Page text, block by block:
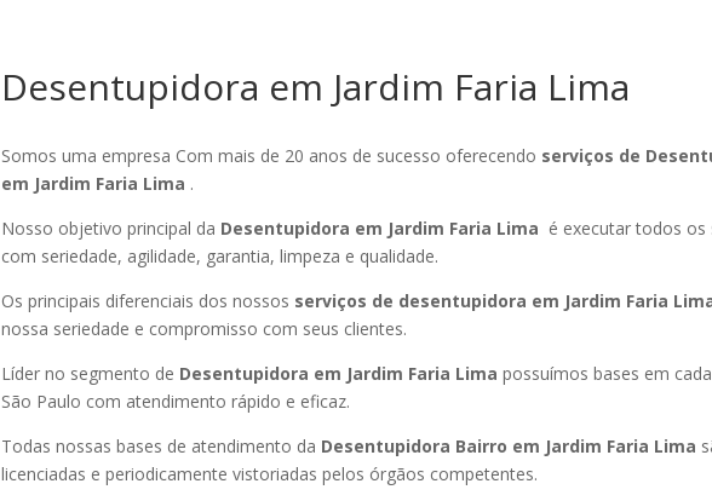
Desentupidora em Jardim Faria Lima
Somos uma empresa Com mais de 20 anos de sucesso oferecendo serviços de
em Jardim Faria Lima .
Nosso objetivo principal da Desentupidora em Jardim Faria Lima é executar todos os
com seriedade, agilidade, garantia, limpeza e qualidade.
Os principais diferenciais dos nossos serviços de desentupidora em Jardim Faria
nossa seriedade e compromisso com seus clientes.
Líder no segmento de Desentupidora em Jardim Faria Lima possuímos bases em
São Paulo com atendimento rápido e eficaz.
Todas nossas bases de atendimento da Desentupidora Bairro em Jardim Faria Lima
licenciadas e periodicamente vistoriadas pelos órgãos competentes.